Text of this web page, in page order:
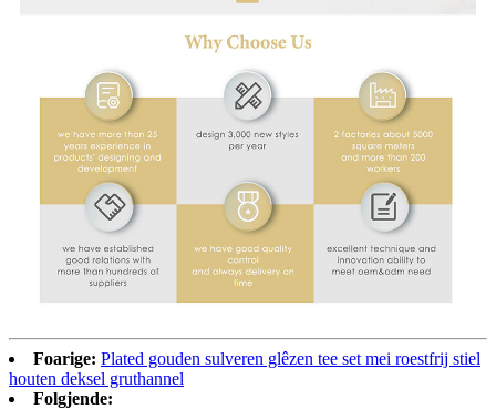
Foarige: Plated gouden sulveren glêzen tee set mei roestfrij stiel
houten deksel gruthannel
Folgjende: